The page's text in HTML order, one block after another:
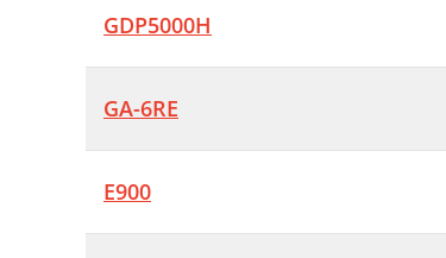
GDP5000H
GA-6RE
E900